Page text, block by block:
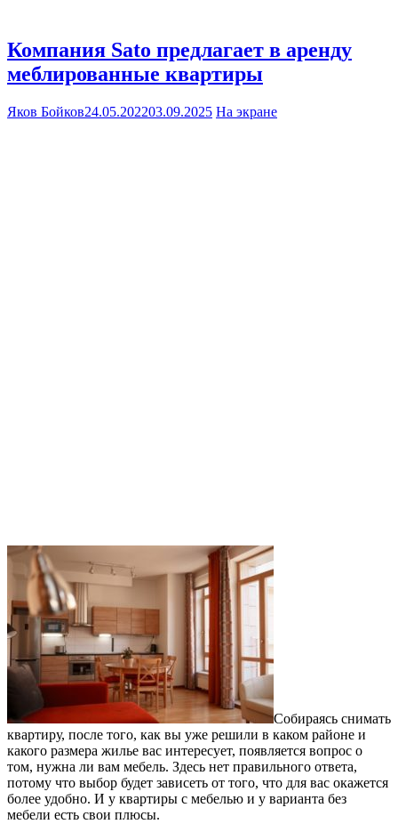
Компания Sato предлагает в аренду
меблированные квартиры
Яков Бойков24.05.202203.09.2025 На экране
Собираясь снимать
квартиру, после того, как вы уже решили в каком районе и
какого размера жилье вас интересует, появляется вопрос о
том, нужна ли вам мебель. Здесь нет правильного ответа,
потому что выбор будет зависеть от того, что для вас окажется
более удобно. И у квартиры с мебелью и у варианта без
мебели есть свои плюсы.